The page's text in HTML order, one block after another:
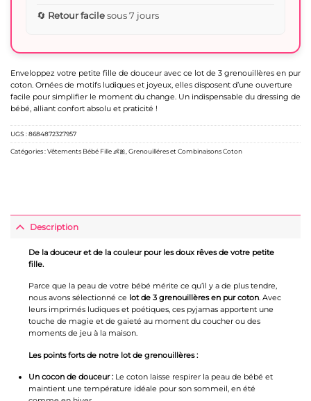
Enveloppez votre petite fille de douceur avec ce lot de 3 grenouillères en pur
coton. Ornées de motifs ludiques et joyeux, elles disposent d’une ouverture
facile pour simplifier le moment du change. Un indispensable du dressing de
bébé, alliant confort absolu et praticité !
🔄 Retour facilesous 7 jours
UGS :8684872327957
Catégories :Vêtements Bébé Fille 👶🎀 Grenouilléres et Combinaisons Coton
Description
De la douceur et de la couleur pour les doux rêves de votre petite
fille.
Parce que la peau de votre bébé mérite ce qu’il y a de plus tendre,
nous avons sélectionné ce lot de 3 grenouillères en pur coton. Avec
leurs imprimés ludiques et poétiques, ces pyjamas apportent une
touche de magie et de gaieté au moment du coucher ou des
moments de jeu à la maison.
Les points forts de notre lot de grenouillères :
Un cocon de douceur :Le coton laisse respirer la peau de bébé et
maintient une température idéale pour son sommeil, en été